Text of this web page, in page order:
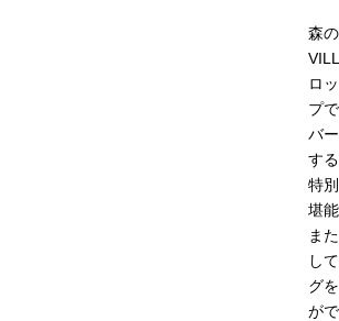
森
ロ
プ
バ
す
特
堪
ま
し
グ
が